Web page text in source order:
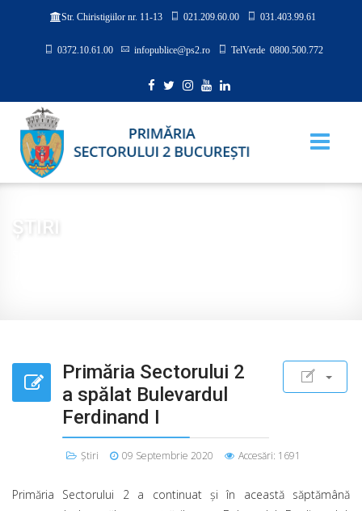
Str. Chiristigiilor nr. 11-13 021.209.60.00 031.403.99.61
0372.10.61.00 infopublice@ps2.ro TelVerde 0800.500.772
ȘTIRI
Primăria Sectorului 2
a spălat Bulevardul
Ferdinand I
Știri 09 Septembrie 2020 Accesări: 1691
Primăria Sectorului 2 a continuat și în această săptămână